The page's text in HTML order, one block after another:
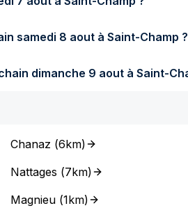
Quel temps fera-t-il samedi prochain samedi 8 aout à Saint-Champ ?
Quel temps fera-t-il dimanche prochain dimanche 9
Chanaz (6km)
Nattages (7km)
Magnieu (1km)